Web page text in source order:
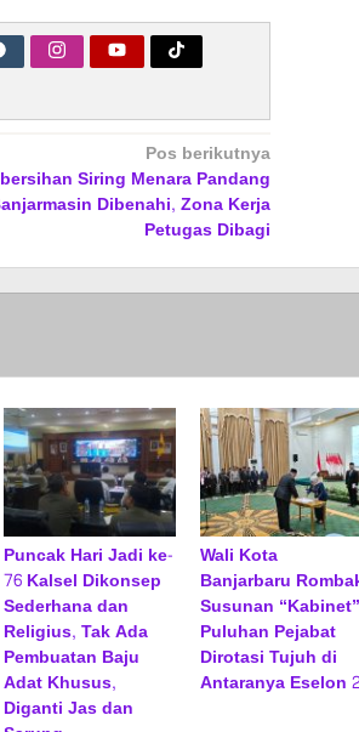
Pos berikutnya
Siring Menara Pandang
Dibenahi, Zona Kerja
Petugas Dibagi
Puncak Hari Jadi ke-
76 Kalsel Dikonsep
Sederhana dan
Religius, Tak Ada
Pembuatan Baju
Adat Khusus,
Diganti Jas dan
Wali Kota
Banjarbaru
Susunan
Puluhan Pejabat
Dirotasi Tujuh di
Antaranya Eselon